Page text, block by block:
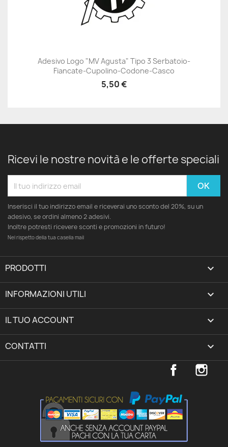
Adesivo Logo "MV Agusta" Tipo 3 Serbatoio-
Fiancate-Cupolino-Codone-Casco
5,50 €
Ricevi le nostre novità e le offerte speciali
Inserisci il tuo indirizzo email e riceverai uno sconto del 20%, su un
adesivo, se ordini almeno 2 adesivi.
Inoltre potresti ricevere sconti e promozioni in futuro!
Nel rispetto della tua casella mail
PRODOTTI 
INFORMAZIONI UTILI 
IL TUO ACCOUNT expand_more
CONTATTI keyboard_arrow_down
Facebook